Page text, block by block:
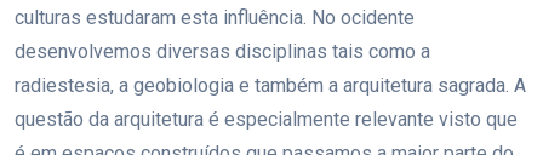
culturas estudaram esta influência. No ocidente
desenvolvemos diversas disciplinas tais como a
radiestesia, a geobiologia e também a arquitetura sagrada. A
questão da arquitetura é especialmente relevante visto que